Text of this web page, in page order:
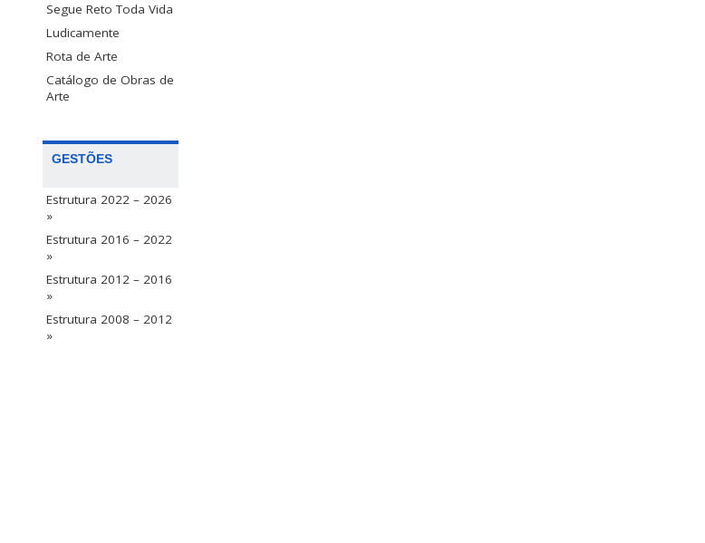
Segue Reto Toda Vida
Ludicamente
Rota de Arte
Catálogo de Obras de
Arte
GESTÕES
Estrutura 2022 – 2026
»
Estrutura 2016 – 2022
»
Estrutura 2012 – 2016
»
Estrutura 2008 – 2012
»